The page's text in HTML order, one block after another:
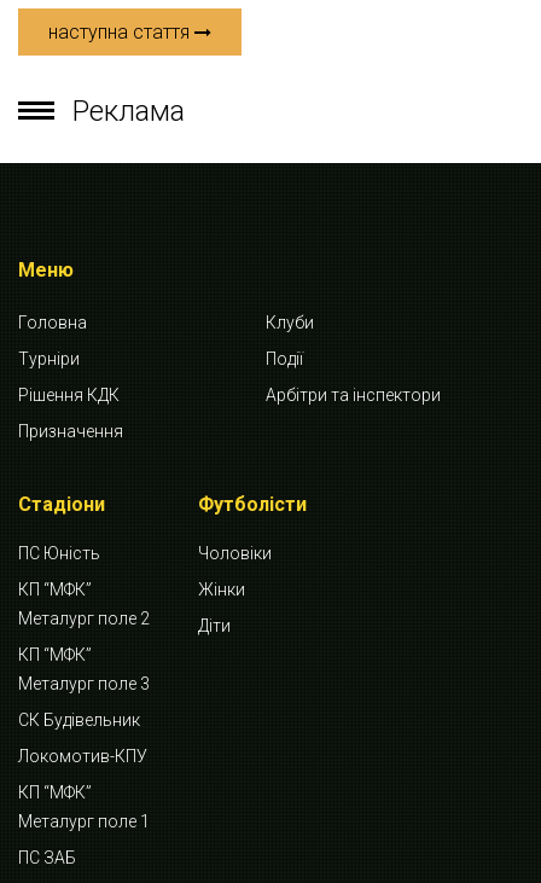
наступна стаття
Реклама
Меню
Головна
Клуби
Турніри
Події
Рішення КДК
Арбітри та інспектори
Призначення
Стадіони
ПС Юність
КП “МФК”
Металург поле 2
КП “МФК”
Металург поле 3
СК Будівельник
Локомотив-КПУ
КП “МФК”
Металург поле 1
ПС ЗАБ
Футболісти
Чоловіки
Жінки
Діти